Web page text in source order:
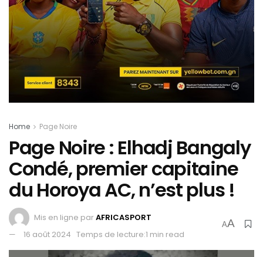
Home Page Noire
Page Noire : Elhadj Bangaly
Condé, premier capitaine
du Horoya AC, n’est plus !
Mis en ligne parAFRICASPORT
16 août 2024 Temps de lecture:1 min read
AA